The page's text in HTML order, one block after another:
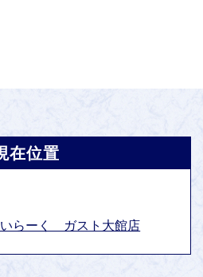
在位置
らーく ガスト大館店